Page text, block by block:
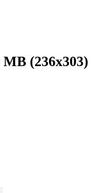
(236x303)